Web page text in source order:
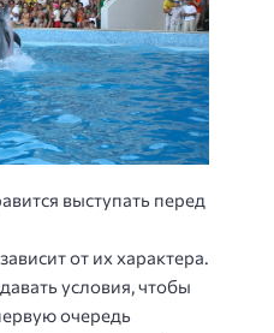
выступать перед
от их характера.
условия, чтобы
очередь